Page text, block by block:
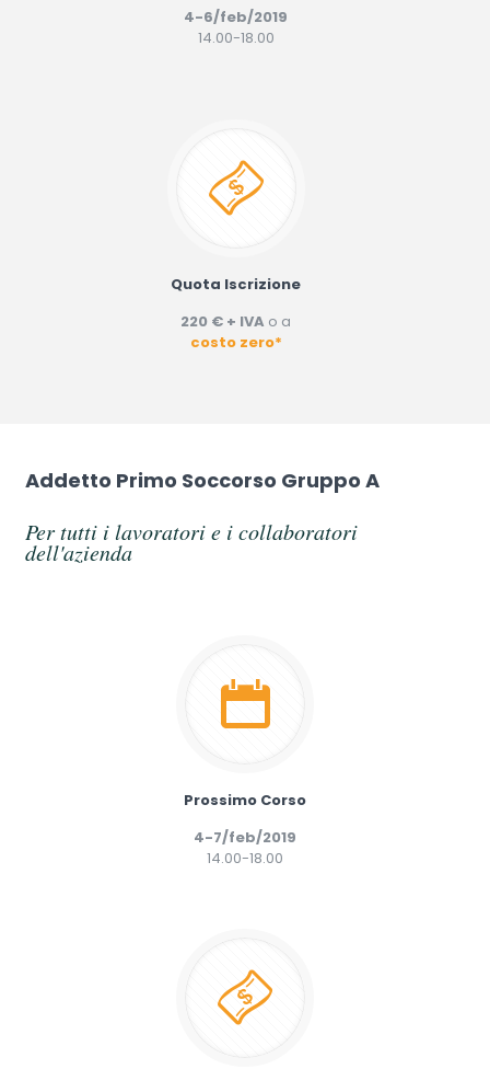
4-6/feb/2019
14.00-18.00
Quota Iscrizione
220 € + IVA o a
costo zero*
Addetto Primo Soccorso Gruppo A
Per tutti i lavoratori e i collaboratori
dell'azienda
Prossimo Corso
4-7/feb/2019
14.00-18.00